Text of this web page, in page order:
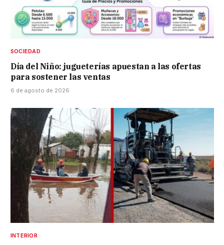
SOCIEDAD
Día del Niño: jugueterías apuestan a las ofertas
para sostener las ventas
6 de agosto de 2026
INTERIOR